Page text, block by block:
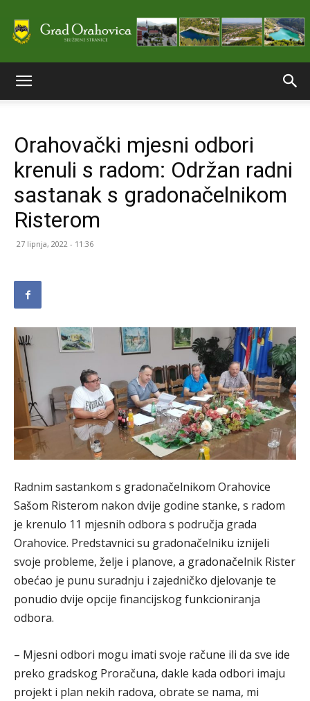
stranice
Grada
Orahovački mjesni odbori
krenuli s radom: Održan radni
sastanak s gradonačelnikom
Risterom
27 lipnja, 2022 - 11:36
Radnim sastankom s gradonačelnikom Orahovice
Sašom Risterom nakon dvije godine stanke, s radom
je krenulo 11 mjesnih odbora s područja grada
Orahovice. Predstavnici su gradonačelniku iznijeli
svoje probleme, želje i planove, a gradonačelnik Rister
obećao je punu suradnju i zajedničko djelovanje te
ponudio dvije opcije financijskog funkcioniranja
odbora.
– Mjesni odbori mogu imati svoje račune ili da sve ide
preko gradskog Proračuna, dakle kada odbori imaju
projekt i plan nekih radova, obrate se nama, mi